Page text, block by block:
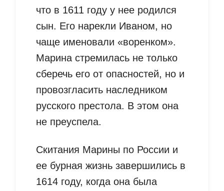
что в 1611 году у нее родился
сын. Его нарекли Иваном, но
чаще именовали «воренком».
Марина стремилась не только
сберечь его от опасностей, но и
провозгласить наследником
русского престола. В этом она
не преуспела.
Скитания Марины по России и
ее бурная жизнь завершились в
1614 году, когда она была